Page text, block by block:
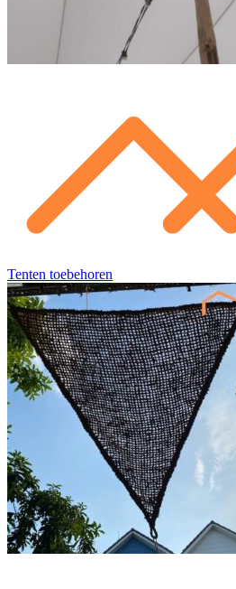
Tenten toebehoren